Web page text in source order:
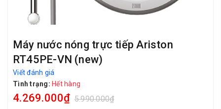
Máy nước nóng trực tiếp Ariston
RT45PE-VN (new)
Viết đánh giá
Tình trạng: Hết hàng
4.269.000₫ 5.990.000₫